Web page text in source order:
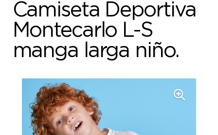
Camiseta Deportiva
Montecarlo L-S
manga larga niño.